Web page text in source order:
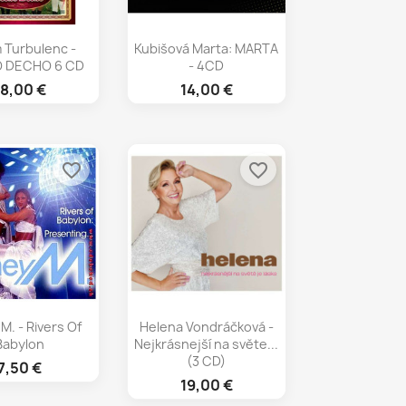
náhľad
Turbulenc -
DECHO 6 CD
€
Rýchly náhľad
Kubišová Marta: MARTA
- 4CD
14,00 €
náhľad
- Rivers Of
€
favorite_border
Rýchly náhľad
Helena Vondráčková -
Nejkrásnejší na světe...
(3 CD)
19,00 €
favorite_border